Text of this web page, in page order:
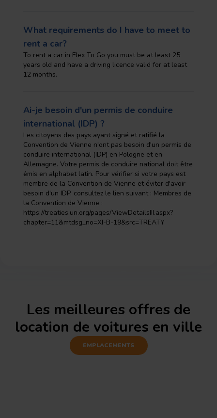
What requirements do I have to meet to
rent a car?
To rent a car in Flex To Go you must be at least 25
years old and have a driving licence valid for at least
12 months.
Ai-je besoin d'un permis de conduire
international (IDP) ?
Les citoyens des pays ayant signé et ratifié la
Convention de Vienne n'ont pas besoin d'un permis de
conduire international (IDP) en Pologne et en
Allemagne. Votre permis de conduire national doit être
émis en alphabet latin. Pour vérifier si votre pays est
membre de la Convention de Vienne et éviter d'avoir
besoin d'un IDP, consultez le lien suivant : Membres de
la Convention de Vienne :
https://treaties.un.org/pages/ViewDetailsIII.aspx?
chapter=11&mtdsg_no=XI-B-19&src=TREATY
Les meilleures offres de
location de voitures en ville
EMPLACEMENTS